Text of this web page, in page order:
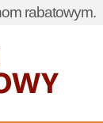
rabatowym.